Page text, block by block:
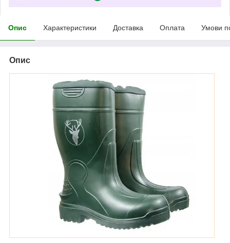
Опис Характеристики Доставка Оплата Умови
Опис